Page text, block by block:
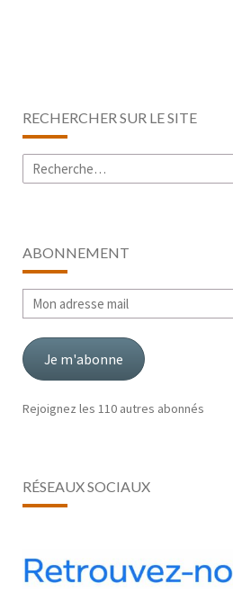
RECHERCHER SUR LE SITE
Rechercher :
ABONNEMENT
Mon
adresse
mail
Je m'abonne
Rejoignez les 110 autres abonnés
RÉSEAUX SOCIAUX